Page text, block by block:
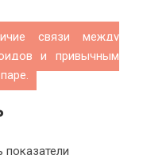
связи между
и привычным
показатели